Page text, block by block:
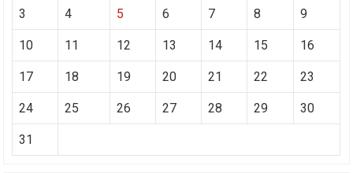
3 4 5 6 7 8 9
10 11 12 13 14 15 16
17 18 19 20 21 22 23
24 25 26 27 28 29 30
31